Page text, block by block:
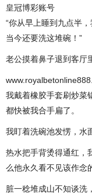
皇冠博彩账号
“你从早上睡到九点半
当今还要洗这堆碗！”
老公摸着鼻子退到客厅
我戴着橡胶手套刷炒菜
都快被我合手扁了。
我盯着洗碗池发愣，水
热水把手背烫得通红，
么他永久看不见该作
脏一稔堆成山不知谈洗